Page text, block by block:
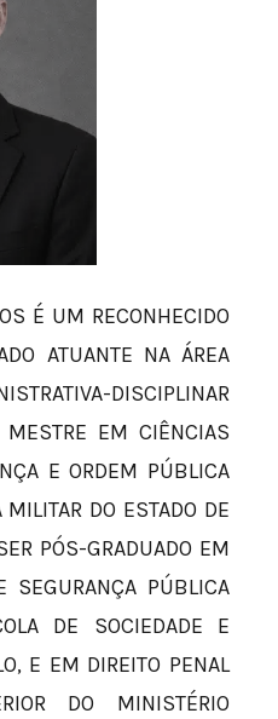
É UM RECONHECIDO
ATUANTE NA ÁREA
DISCIPLINAR
EM CIÊNCIAS
E ORDEM PÚBLICA
DO ESTADO DE
PÓS-GRADUADO EM
SEGURANÇA PÚBLICA
DE SOCIEDADE E
E EM DIREITO PENAL
DO MINISTÉRIO